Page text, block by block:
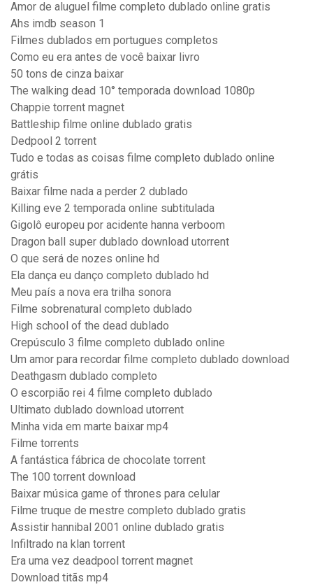
Amor de aluguel filme completo dublado online gratis
Ahs imdb season 1
Filmes dublados em portugues completos
Como eu era antes de você baixar livro
50 tons de cinza baixar
The walking dead 10° temporada download 1080p
Chappie torrent magnet
Battleship filme online dublado gratis
Dedpool 2 torrent
Tudo e todas as coisas filme completo dublado online
grátis
Baixar filme nada a perder 2 dublado
Killing eve 2 temporada online subtitulada
Gigolô europeu por acidente hanna verboom
Dragon ball super dublado download utorrent
O que será de nozes online hd
Ela dança eu danço completo dublado hd
Meu país a nova era trilha sonora
Filme sobrenatural completo dublado
High school of the dead dublado
Crepúsculo 3 filme completo dublado online
Um amor para recordar filme completo dublado download
Deathgasm dublado completo
O escorpião rei 4 filme completo dublado
Ultimato dublado download utorrent
Minha vida em marte baixar mp4
Filme torrents
A fantástica fábrica de chocolate torrent
The 100 torrent download
Baixar música game of thrones para celular
Filme truque de mestre completo dublado gratis
Assistir hannibal 2001 online dublado gratis
Infiltrado na klan torrent
Era uma vez deadpool torrent magnet
Download titãs mp4